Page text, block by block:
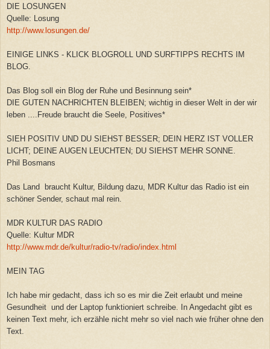
DIE LOSUNGEN
Quelle: Losung
http://www.losungen.de/
EINIGE LINKS - KLICK BLOGROLL UND SURFTIPPS RECHTS IM
BLOG.
Das Blog soll ein Blog der Ruhe und Besinnung sein*
DIE GUTEN NACHRICHTEN BLEIBEN; wichtig in dieser Welt in der wir
leben ....Freude braucht die Seele, Positives*
SIEH POSITIV UND DU SIEHST BESSER; DEIN HERZ IST VOLLER
LICHT; DEINE AUGEN LEUCHTEN; DU SIEHST MEHR SONNE.
Phil Bosmans
Das Land braucht Kultur, Bildung dazu, MDR Kultur das Radio ist ein
schöner Sender, schaut mal rein.
MDR KULTUR DAS RADIO
Quelle: Kultur MDR
http://www.mdr.de/kultur/radio-tv/radio/index.html
MEIN TAG
Ich habe mir gedacht, dass ich so es mir die Zeit erlaubt und meine
Gesundheit und der Laptop funktioniert schreibe. In Angedacht gibt es
keinen Text mehr, ich erzähle nicht mehr so viel nach wie früher ohne den
Text.